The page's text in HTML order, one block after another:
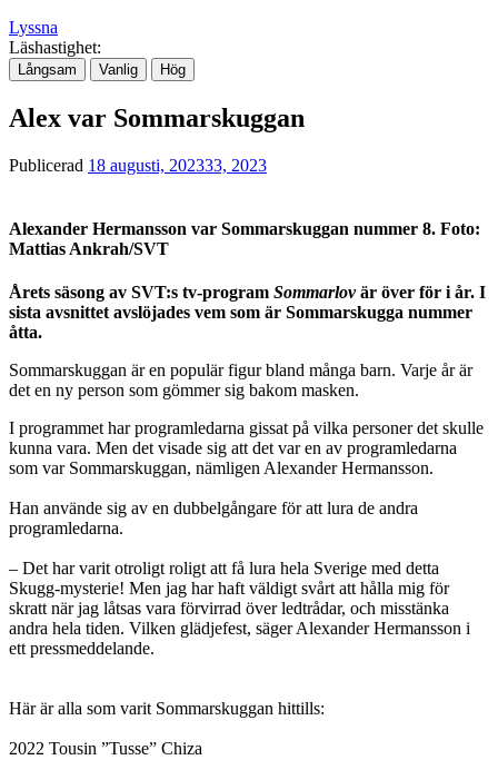
Lyssna
Läshastighet:
Långsam Vanlig Hög
Alex var Sommarskuggan
Publicerad 18 augusti, 202333, 2023
Alexander Hermansson var Sommarskuggan nummer 8. Foto:
Mattias Ankrah/SVT
Årets säsong av SVT:s tv-program Sommarlovär över för i år. I
sista avsnittet avslöjades vem som är Sommarskugga nummer
åtta.
Sommarskuggan är en populär figur bland många barn. Varje år är
det en ny person som gömmer sig bakom masken.
I programmet har programledarna gissat på vilka personer det skulle
kunna vara. Men det visade sig att det var en av programledarna
som var Sommarskuggan, nämligen Alexander Hermansson.
Han använde sig av en dubbelgångare för att lura de andra
programledarna.
– Det har varit otroligt roligt att få lura hela Sverige med detta
Skugg-mysterie! Men jag har haft väldigt svårt att hålla mig för
skratt när jag låtsas vara förvirrad över ledtrådar, och misstänka
andra hela tiden. Vilken glädjefest, säger Alexander Hermansson i
ett pressmeddelande.
Här är alla som varit Sommarskuggan hittills:
2022 Tousin ”Tusse” Chiza